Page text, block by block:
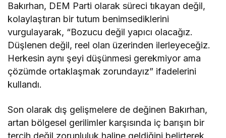
Bakırhan, DEM Parti olarak süreci tıkayan değil,
kolaylaştıran bir tutum benimsediklerini
vurgulayarak, “Bozucu değil yapıcı olacağız.
Düşlenen değil, reel olan üzerinden ilerleyeceğiz.
Herkesin aynı şeyi düşünmesi gerekmiyor ama
çözümde ortaklaşmak zorundayız” ifadelerini
kullandı.
Son olarak dış gelişmelere de değinen Bakırhan,
artan bölgesel gerilimler karşısında iç barışın bir
tercih değil zorunluluk haline geldiğini belirterek,